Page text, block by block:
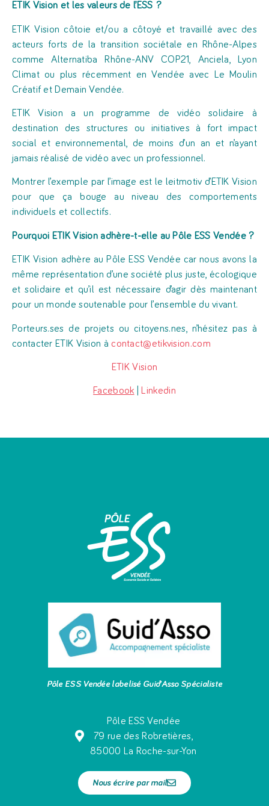
ETIK Vision et les valeurs de l’ESS ?
ETIK Vision côtoie et/ou a côtoyé et travaillé avec des
acteurs forts de la transition sociétale en Rhône-Alpes
comme Alternatiba Rhône-ANV COP21, Anciela, Lyon
Climat ou plus récemment en Vendée avec Le Moulin
Créatif et Demain Vendée.
ETIK Vision a un programme de vidéo solidaire à
destination des structures ou initiatives à fort impact
social et environnemental, de moins d’un an et n’ayant
jamais réalisé de vidéo avec un professionnel.
Montrer l’exemple par l’image est le leitmotiv d’ETIK Vision
pour que ça bouge au niveau des comportements
individuels et collectifs.
Pourquoi ETIK Vision adhère-t-elle au Pôle ESS Vendée ?
ETIK Vision adhère au Pôle ESS Vendée car nous avons la
même représentation d’une société plus juste, écologique
et solidaire et qu’il est nécessaire d’agir dès maintenant
pour un monde soutenable pour l’ensemble du vivant.
Porteurs.ses de projets ou citoyens.nes, n’hésitez pas à
contacter ETIK Vision à contact@etikvision.com
ETIK Vision
Facebook Linkedin
Pôle ESS Vendée labelisé Guid’Asso Spécialiste
Pôle ESS Vendée
79 rue des Robretières,
85000 La Roche-sur-Yon
Nous écrire par mail